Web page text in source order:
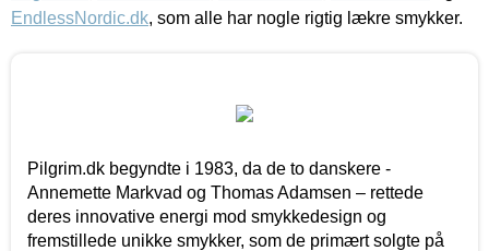
EndlessNordic.dk, som alle har nogle rigtig lækre smykker.
Pilgrim.dk begyndte i 1983, da de to danskere -
Annemette Markvad og Thomas Adamsen – rettede
deres innovative energi mod smykkedesign og
fremstillede unikke smykker, som de primært solgte på